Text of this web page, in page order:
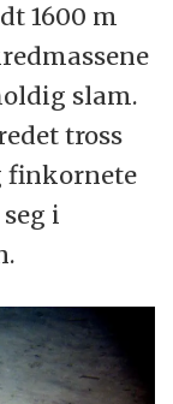
1600 m
slam.
tross
finkornete
i